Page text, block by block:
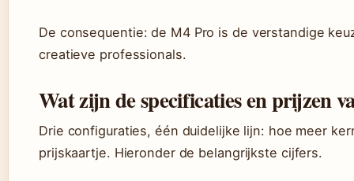
De consequentie: de M4 Pro is de verstandige
creatieve professionals.
Wat zijn de specificaties en prijzen
Drie configuraties, één duidelijke lijn: hoe meer
prijskaartje. Hieronder de belangrijkste cijfers.